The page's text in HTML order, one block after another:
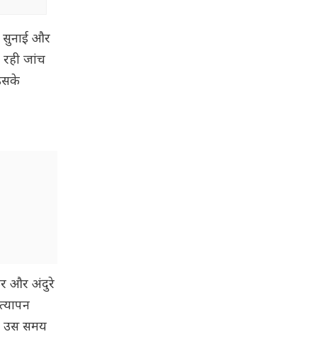
सुनाई और
जांच
और अंदुरे
उस समय